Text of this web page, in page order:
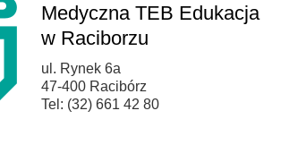
Medyczna TEB Edukacja
w Raciborzu
ul. Rynek 6a
47-400 Racibórz
Tel: (32) 661 42 80